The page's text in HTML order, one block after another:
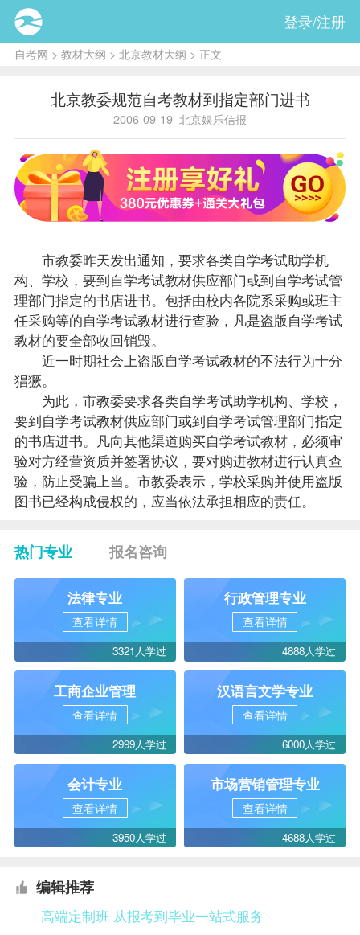
登录/注册
自考网 > 教材大纲 > 北京教材大纲 > 正文
北京教委规范自考教材到指定部门进书
2006-09-19 北京娱乐信报
市教委昨天发出通知，要求各类自学考试助学机
构、学校，要到自学考试教材供应部门或到自学考试管
理部门指定的书店进书。包括由校内各院系采购或班主
任采购等的自学考试教材进行查验，凡是盗版自学考试
教材的要全部收回销毁。
近一时期社会上盗版自学考试教材的不法行为十分
猖獗。
为此，市教委要求各类自学考试助学机构、学校，
要到自学考试教材供应部门或到自学考试管理部门指定
的书店进书。凡向其他渠道购买自学考试教材，必须审
验对方经营资质并签署协议，要对购进教材进行认真查
验，防止受骗上当。市教委表示，学校采购并使用盗版
图书已经构成侵权的，应当依法承担相应的责任。
热门专业 报名咨询
法律专业
查看详情
3321人学过
行政管理专业
查看详情
4888人学过
工商企业管理
查看详情
2999人学过
汉语言文学专业
查看详情
6000人学过
会计专业
查看详情
3950人学过
市场营销管理专业
查看详情
4688人学过
编辑推荐
高端定制班 从报考到毕业一站式服务